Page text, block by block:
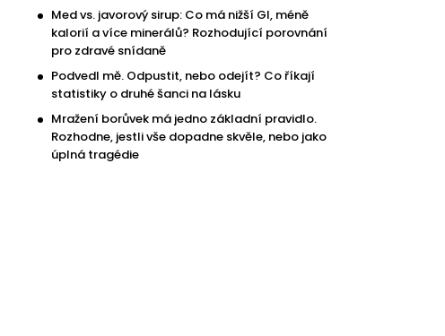
Med vs. javorový sirup: Co má nižší GI, méně
kalorií a více minerálů? Rozhodující porovnání
pro zdravé snídaně
Podvedl mě. Odpustit, nebo odejít? Co říkají
statistiky o druhé šanci na lásku
Mražení borůvek má jedno základní pravidlo.
Rozhodne, jestli vše dopadne skvěle, nebo jako
úplná tragédie